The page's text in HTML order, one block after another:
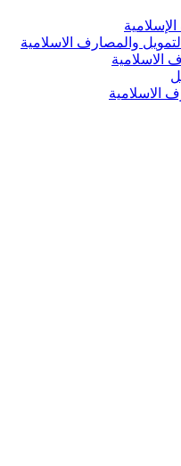
والمصارف الاسلامية
الاسلامية
الاسلامية